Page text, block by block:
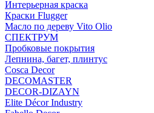
Интерьерная краска
Краски Flugger
Масло по дереву Vito Olio
СПЕКТРУМ
Пробковые покрытия
Лепнина, багет, плинтус
Cosca Decor
DECOMASTER
DECOR-DIZAYN
Elite Décor Industry